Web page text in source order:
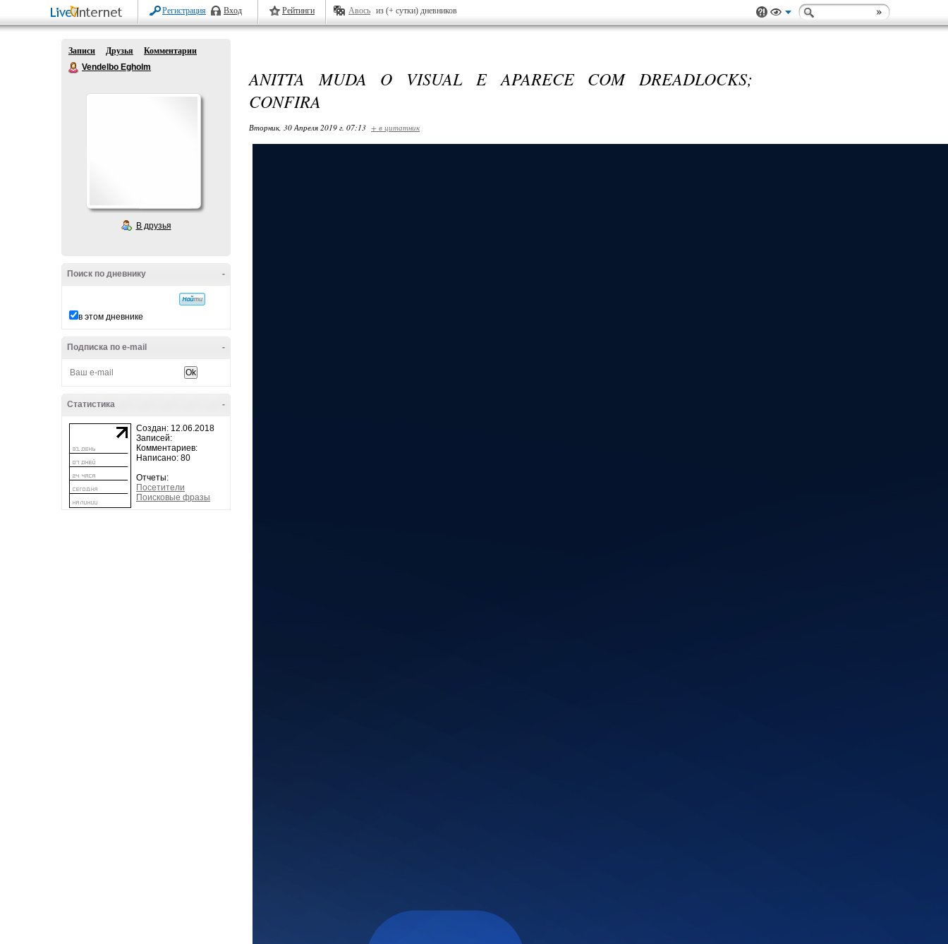
Регистрация Вход Рейтинги Авось из (+ сутки) дневников
Записи Друзья
Комментарии
Vendelbo Egholm
В друзья
-
Поиск по дневнику
в этом дневнике
-
Подписка по e-mail
-
Статистика
Создан: 12.06.2018
Записей:
Комментариев:
Написано: 80
Отчеты:
Посетители
Поисковые фразы
ANITTA MUDA O VISUAL E APARECE COM DREADLOCKS;
CONFIRA
Вторник, 30 Апреля 2019 г. 07:13 + в цитатник